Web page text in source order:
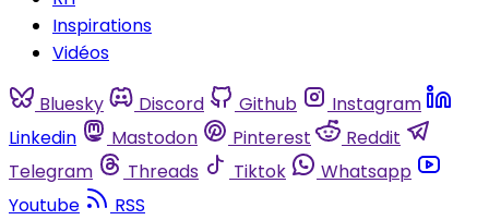
Inspirations
Vidéos
Bluesky Discord Github
Instagram
Linkedin
Mastodon Pinterest
Reddit
Telegram
Threads Tiktok
Whatsapp
Youtube
RSS